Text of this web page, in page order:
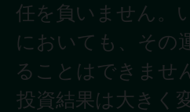
任を負いません。
においても、その
ることはできませ
投資結果は大きく